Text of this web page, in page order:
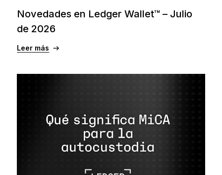
Novedades en Ledger Wallet™ – Julio
de 2026
Leer más